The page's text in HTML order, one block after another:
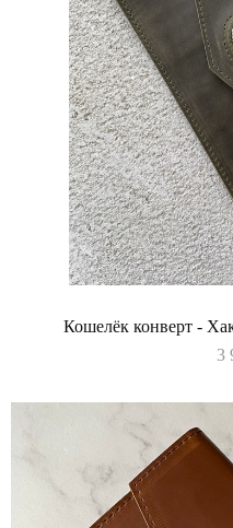
Кошелёк конверт -
3